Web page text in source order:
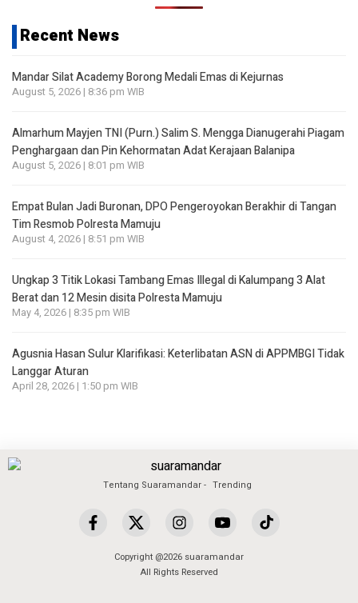
Recent News
Mandar Silat Academy Borong Medali Emas di Kejurnas
August 5, 2026 | 8:36 pm WIB
Almarhum Mayjen TNI (Purn.) Salim S. Mengga Dianugerahi Piagam
Penghargaan dan Pin Kehormatan Adat Kerajaan Balanipa
August 5, 2026 | 8:01 pm WIB
Empat Bulan Jadi Buronan, DPO Pengeroyokan Berakhir di Tangan
Tim Resmob Polresta Mamuju
August 4, 2026 | 8:51 pm WIB
Ungkap 3 Titik Lokasi Tambang Emas Illegal di Kalumpang 3 Alat
Berat dan 12 Mesin disita Polresta Mamuju
May 4, 2026 | 8:35 pm WIB
Agusnia Hasan Sulur Klarifikasi: Keterlibatan ASN di APPMBGI Tidak
Langgar Aturan
April 28, 2026 | 1:50 pm WIB
Tentang Suaramandar Trending
Copyright @2026 suaramandar
All Rights Reserved